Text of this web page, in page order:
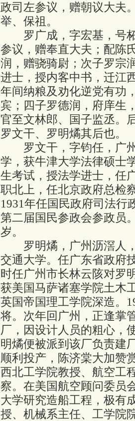
政司左参议，赠朝议大夫
举、保祖。
罗广成，字宏基，号柘
参议，赠奉直大夫；配陈
润，赠骁骑尉；次子罗宗
进士，授内客中书，迁江
年间纳粮及劝化逆党有功
宾；四子罗德润，府庠生
官至文林郎、国子监丞。
罗文干、罗明燏其后也。
罗文干，字钧任，广州
学，获牛津大学法律硕士
生考试，授法学进士，任
职北上，任北京政府总检
1931年任国民政府司法行
第二届国民参政会参政员
岁。
罗明燏，广州沥滘人，
交通大学。任广东省政府
时任广州市长林云陔对罗
获美国马萨诸塞学院土木
英国帝国理工学院深造。
将。次年回广州，正逢掌
厂，因设计人员的粗心，
明燏便被派到该厂负责建
顺利投产，陈济棠大加赞
西北工学院教授、航空工
察。在美国航空顾问委员
大学研究造船工程，极有
授、机械系主任、工学院